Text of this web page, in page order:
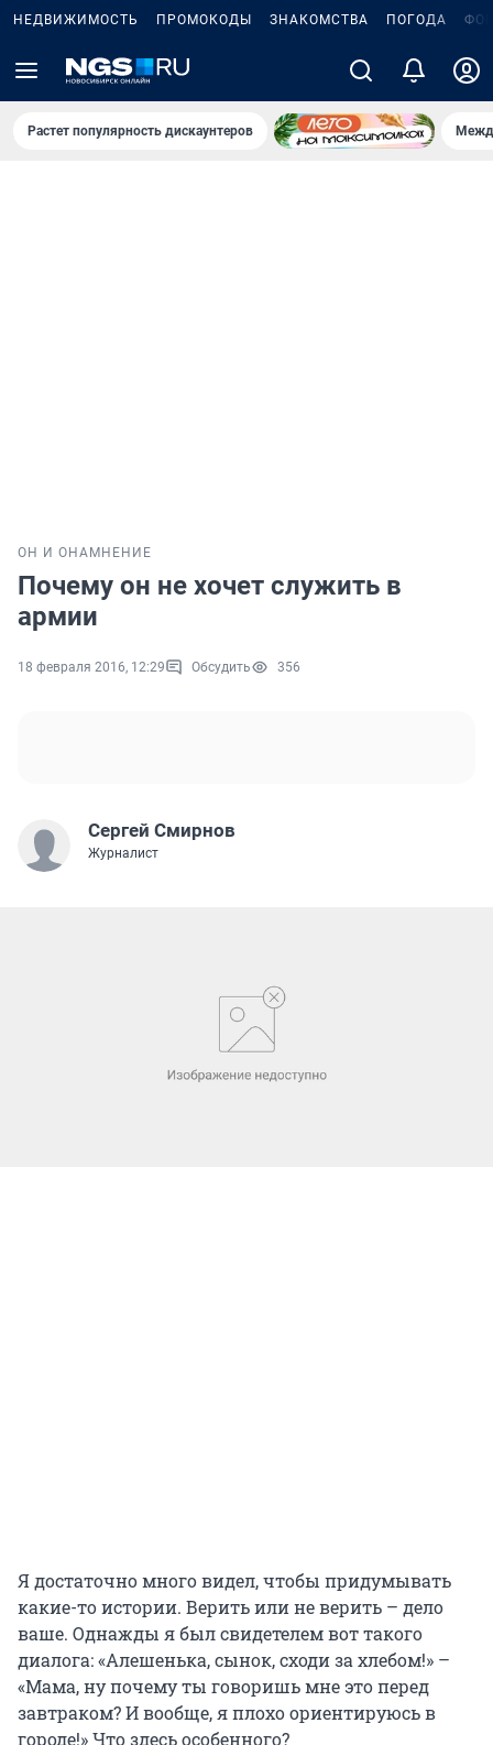
НЕДВИЖИМОСТЬ ПРОМОКОДЫ ЗНАКОМСТВА ПОГОДА
Растет популярность дискаунтеров
ОН И ОНА МНЕНИЕ
Почему он не хочет служить в
армии
18 февраля 2016, 12:29 Обсудить 356
Сергей Смирнов
Журналист
Я достаточно много видел, чтобы придумывать
какие-то истории. Верить или не верить – дело
ваше. Однажды я был свидетелем вот такого
диалога: «Алешенька, сынок, сходи за хлебом!» –
«Мама, ну почему ты говоришь мне это перед
завтраком? И вообще, я плохо ориентируюсь в
городе!» Что здесь особенного?